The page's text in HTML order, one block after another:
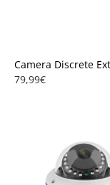
Camera Discrete
79,99€